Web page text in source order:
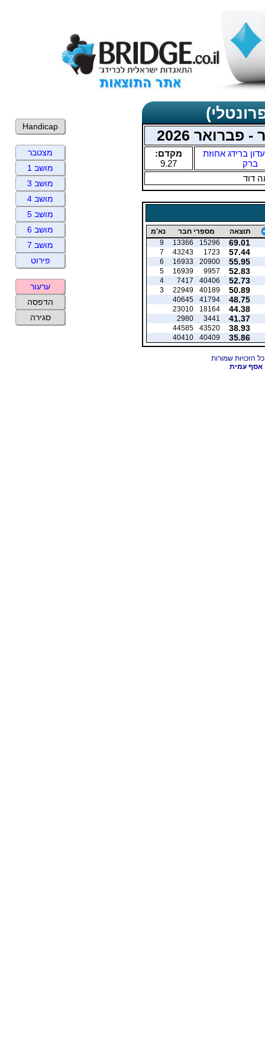
2026
ברידג אחוזת
ברק
מקדם:
9.27
דוד
תוצאה מספרי חבר נא'מ
69.01
15296
13366
9
57.44
1723
43243
7
55.95
20900
16933
6
52.83
9957
16939
5
52.73
40406
7417
4
50.89
40189
22949
3
48.75
41794
40645
44.38
18164
23010
41.37
3441
2980
38.93
43520
44585
35.86
40409
40410
אסף עמית
Handicap
מצטבר
מושב 1
מושב 3
מושב 4
מושב 5
מושב 6
מושב 7
פירוט
ערעור
הדפסה
סגירה